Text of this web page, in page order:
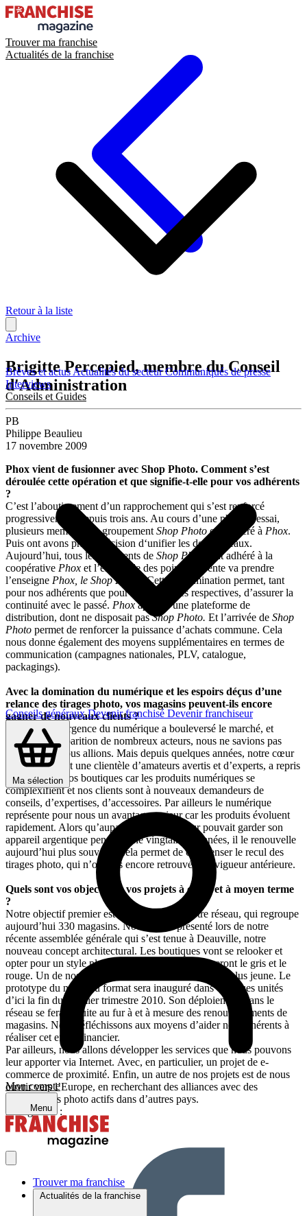
Trouver ma franchise
Actualités de la franchise
Brèves et actusActualités du secteurCommuniqués de presse
Interviews
Conseils et Guides
Conseils générauxDevenir franchisé Devenir franchiseur
Ma sélection
Mon compte
Menu
Trouver ma franchise
Actualités de la franchise
Retour à la liste
Archive
Brigitte Percepied, membre du Conseil
d'Administration
PB
Philippe Beaulieu
17 novembre 2009
Phox vient de fusionner avec Shop Photo. Comment s’est
déroulée cette opération et que signifie-t-elle pour vos adhérents
?
C’est l’aboutissement d’un rapprochement qui s’est renforcé
progressivement depuis trois ans. Au cours d’une phase d’essai,
plusieurs membres du groupement Shop Photoont adhéré à Phox.
Puis ont avons pris la décision d‘unifier les deux réseaux.
Aujourd’hui, tous les adhérents de Shop Photo
ont adhéré à la
coopérative Phox et l’ensemble des points de vente va prendre
l’enseigne Phox, le Shop Photo
. Cette dénomination permet, tant
pour nos adhérents que pour nos clientèles respectives, d’assurer la
continuité avec le passé. Phoxapporte une plateforme de
distribution, dont ne disposait pasShop Photo. Et l’arrivée de Shop
Photo permet de renforcer la puissance d’achats commune. Cela
nous donne également des moyens supplémentaires en termes de
communication (campagnes nationales, PLV, catalogue,
packagings).
Avec la domination du numérique et les espoirs déçus d’une
relance des tirages photo, vos magasins peuvent-ils encore
gagner de nouveaux clients ?
Lorsque l’émergence du numérique a bouleversé le marché, et
entraîné la disparition de nombreux acteurs, nous ne savions pas
vraiment où nous allions. Mais depuis quelques années, notre cœur
de cible, qui est une clientèle d’amateurs avertis et d’experts, a repris
le chemin de nos boutiques car les produits numériques se
complexifient et nos clients sont à nouveaux demandeurs de
conseils, d’expertises, d’accessoires. Par ailleurs le numérique
représente pour nous un avantage majeur car les produits évoluent
rapidement. Alors qu’auparavant, un amateur pouvait garder son
appareil argentique pendant une vingtaine d’années, il le renouvelle
aujourd’hui plus souvent. Cela permet de compenser le recul des
tirages photo, qui n’ont pas encore retrouvé leur vigueur antérieure.
Quels sont vos objectifs et vos projets à court et à moyen terme
?
Notre objectif premier est de redynamiser notre réseau, qui regroupe
aujourd’hui 330 magasins. Nous avons présenté lors de notre
récente assemblée générale qui s’est tenue à Deauville, notre
nouveau concept architectural. Les boutiques vont se relooker et
opter pour un style plus contemporain, où domineront le gris et le
rouge. Un de nos objectifs est d’attirer une clientèle plus jeune. Le
prototype du nouveau format sera inauguré dans quelques unités
d’ici la fin du premier trimestre 2010. Son déploiement dans le
réseau se fera ensuite au fur à et à mesure des renouvellements de
magasins. Nous réfléchissons aux moyens d’aider nos adhérents à
réaliser cet effort financier.
Par ailleurs, nous allons développer les services que nous pouvons
leur apporter via Internet. Avec, en particulier, un projet de e-
commerce de proximité. Enfin, un autre de nos projets est de nous
ouvrir vers l’Europe, en recherchant des alliances avec des
groupements photo actifs dans d’autres pays.
Partager sur :